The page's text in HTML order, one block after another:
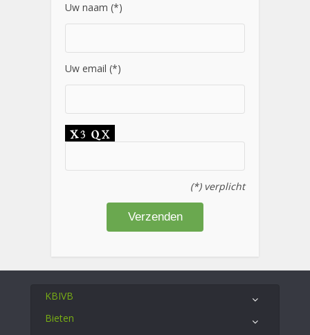
Uw naam (*)
Uw email (*)
(*) verplicht
KBIVB
Bieten